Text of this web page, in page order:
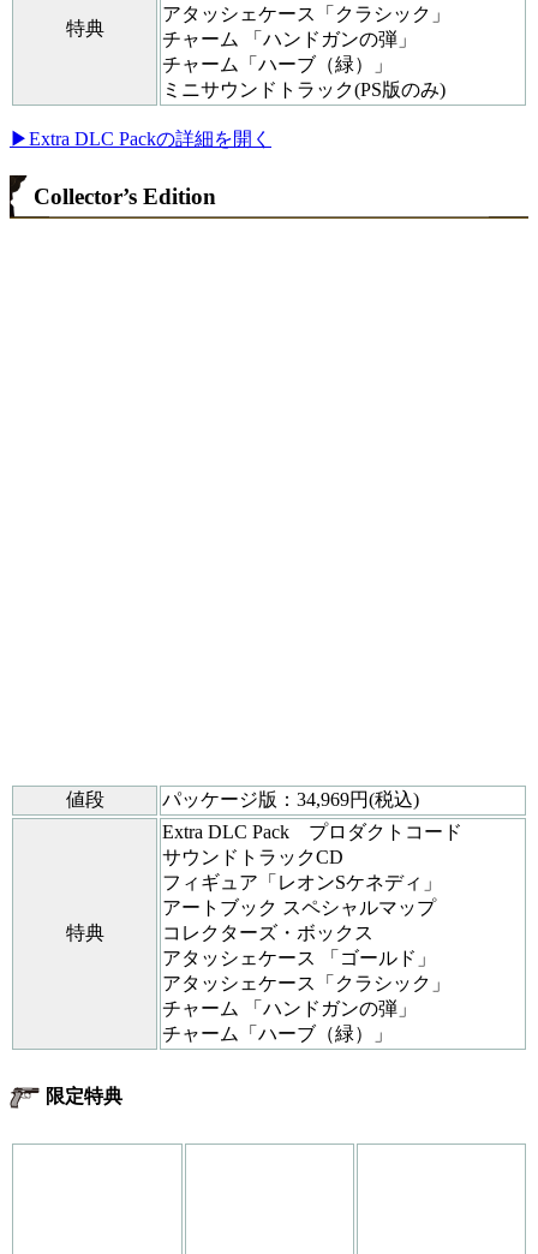
特典
アタッシェケース「クラシック」
チャーム 「ハンドガンの弾」
チャーム「ハーブ（緑）」
ミニサウンドトラック(PS版のみ)
▶Extra DLC Packの詳細を開く
Collector’s Edition
値段 パッケージ版：34,969円(税込)
特典
Extra DLC Pack プロダクトコード
サウンドトラックCD
フィギュア「レオンSケネディ」
アートブック スペシャルマップ
コレクターズ・ボックス
アタッシェケース 「ゴールド」
アタッシェケース「クラシック」
チャーム 「ハンドガンの弾」
チャーム「ハーブ（緑）」
限定特典